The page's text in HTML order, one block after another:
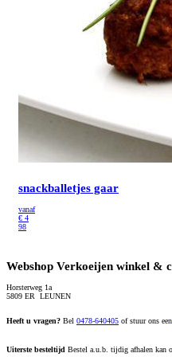
snackballetjes gaar
vanaf
€ 4
98
Webshop Verkoeijen winkel &
Horsterweg 1a
5809 ER LEUNEN
Heeft u vragen? Bel 0478-640405 of stuur ons een
Uiterste besteltijd Bestel a.u.b. tijdig afhalen kan